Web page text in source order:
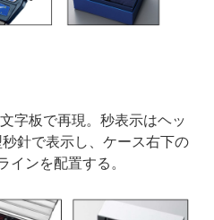
字板で再現。秒表示はヘッ
針で表示し、ケース右下の
インを配置する。